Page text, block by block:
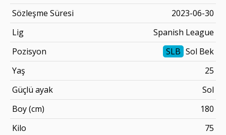
Sözleşme Süresi
2023-06-30
Lig
Spanish League
Pozisyon
SLB Sol Bek
Yaş
25
Güçlü ayak
Sol
Boy (cm)
180
Kilo
75